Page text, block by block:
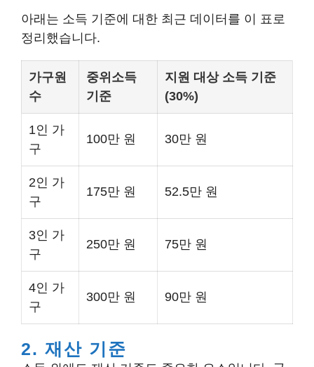
아래는 소득 기준에 대한 최근 데이터를 이 표로
정리했습니다.
가구원
수
중위소득
기준
지원 대상 소득 기준
(30%)
1인 가
구
100만 원 30만 원
2인 가
구
175만 원 52.5만 원
3인 가
구
250만 원 75만 원
4인 가
구
300만 원 90만 원
2. 재산 기준